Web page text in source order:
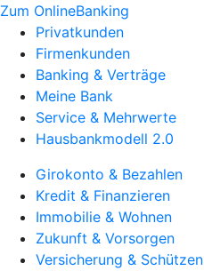
Zum OnlineBanking
Privatkunden
Firmenkunden
Banking & Verträge
Meine Bank
Service & Mehrwerte
Hausbankmodell 2.0
Girokonto & Bezahlen
Kredit & Finanzieren
Immobilie & Wohnen
Zukunft & Vorsorgen
Versicherung & Schützen